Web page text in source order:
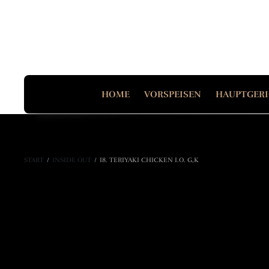
HOME VORSPEISEN
START / INSIDE OUT / I8. TERIYAKI CHICKEN I.O. G,K